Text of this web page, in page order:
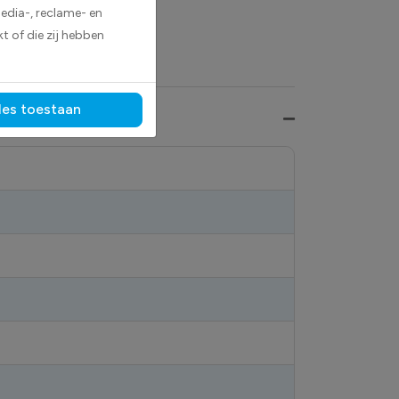
, reclame- en
of die zij hebben
toestaan